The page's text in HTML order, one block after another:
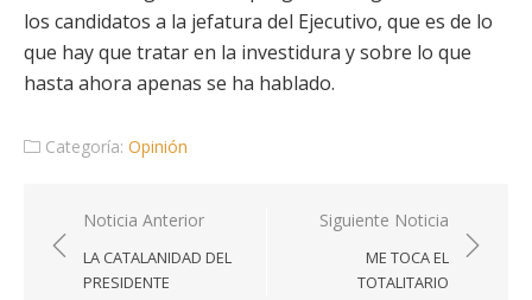
los candidatos a la jefatura del Ejecutivo, que es de lo
que hay que tratar en la investidura y sobre lo que
hasta ahora apenas se ha hablado.
Categoría: Opinión
Navegación
de
entradas
Noticia Anterior
LA CATALANIDAD DEL
PRESIDENTE
Siguiente Noticia
ME TOCA EL
TOTALITARIO